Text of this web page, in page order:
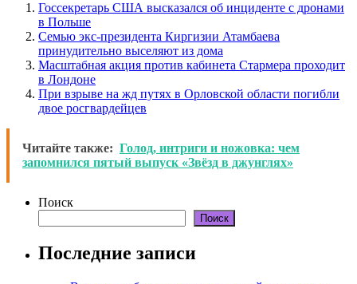
Госсекретарь США высказался об инциденте с дронами
в Польше
Семью экс-президента Киргизии Атамбаева
принудительно выселяют из дома
Масштабная акция против кабинета Стармера проходит
в Лондоне
При взрыве на жд путях в Орловской области погибли
двое росгвардейцев
Читайте также: Голод, интриги и ножовка: чем
запомнился пятый выпуск «Звёзд в джунглях»
Поиск
Поиск
Последние записи